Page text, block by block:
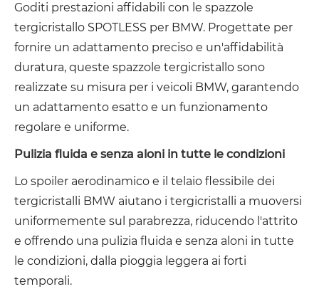
Goditi prestazioni affidabili con le spazzole
tergicristallo SPOTLESS per BMW. Progettate per
fornire un adattamento preciso e un'affidabilità
duratura, queste spazzole tergicristallo sono
realizzate su misura per i veicoli BMW, garantendo
un adattamento esatto e un funzionamento
regolare e uniforme.
Pulizia fluida e senza aloni in tutte le condizioni
Lo spoiler aerodinamico e il telaio flessibile dei
tergicristalli BMW aiutano i tergicristalli a muoversi
uniformemente sul parabrezza, riducendo l'attrito
e offrendo una pulizia fluida e senza aloni in tutte
le condizioni, dalla pioggia leggera ai forti
temporali.